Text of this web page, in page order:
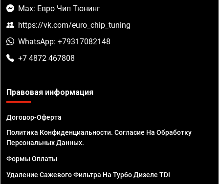
Max: Евро Чип Тюнинг
https://vk.com/euro_chip_tuning
WhatsApp: +79317082148
+7 4872 467808
Правовая информация
Договор-Оферта
Политика Конфиденциальности. Согласие На Обработку
Персональных Данных.
Формы Оплаты
Удаление Сажевого Фильтра На Турбо Дизеле TDI